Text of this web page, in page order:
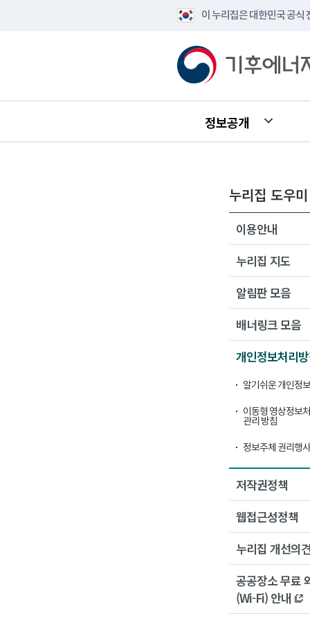
이 누리집은 대한민국 공식
정보공개
누리집 도우미
이용안내
누리집 지도
알림판 모음
배너링크 모음
개인정보처리
알기쉬운 개인정
이동형 영상정보
관리 방침
정보주체 권리행
저작권정책
웹접근성정책
누리집 개선의
공공장소 무료
(Wi-Fi) 안내